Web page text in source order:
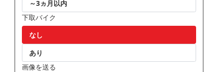
～3ヵ月以内
下取バイク
なし
あり
画像を送る